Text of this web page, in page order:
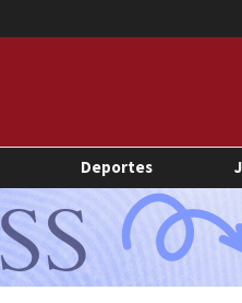
Deportes